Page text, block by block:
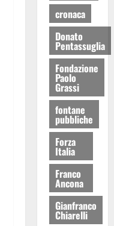
cronaca
Donato
Pentassuglia
Fondazione
Paolo
Grassi
fontane
pubbliche
Forza
Italia
Franco
Ancona
Gianfranco
Chiarelli